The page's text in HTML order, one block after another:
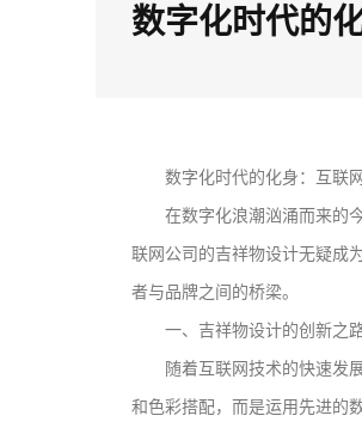
数字化时代的
数字化时代的化身：互联
在数字化浪潮汹涌而来的
联网公司的吉祥物设计无疑成
者与品牌之间的桥梁。
一、吉祥物设计的创新之
随着互联网技术的快速发
和色彩搭配，而是运用先进的